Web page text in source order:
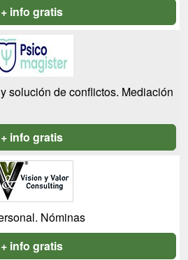
+ info gratis
solución de conflictos. Mediación
+ info gratis
Nóminas
+ info gratis